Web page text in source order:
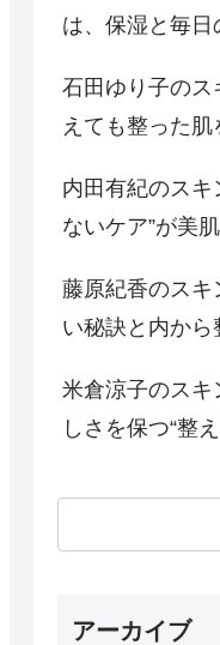
は、保湿と毎日
石田ゆり子のス
えても整った
内田有紀のスキ
ないケア”が美
藤原紀香のスキ
い秘訣と内から
米倉涼子のスキ
しさを保つ“整
アーカイブ